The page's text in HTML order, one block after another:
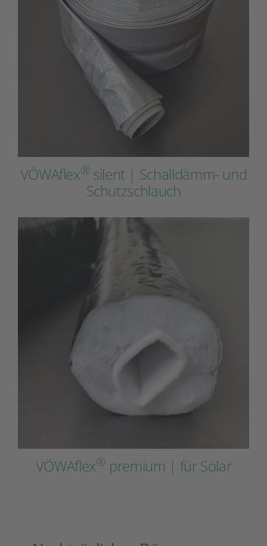
VÖWAflex® silent | Schalldämm- und
Schutzschlauch
VÖWAflex® premium | für Solar